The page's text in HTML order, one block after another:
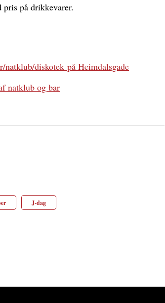
pris på drikkevarer.
natklub/diskotek på Heimdalsgade
natklub og bar
J-dag